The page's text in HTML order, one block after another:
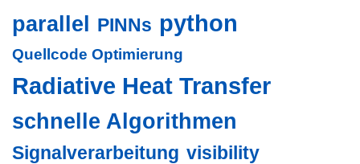
parallel PINNs python
Quellcode Optimierung
Radiative Heat Transfer
schnelle Algorithmen
Signalverarbeitung visibility